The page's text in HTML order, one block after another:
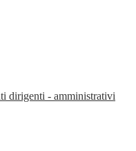
dirigenti - amministrativi